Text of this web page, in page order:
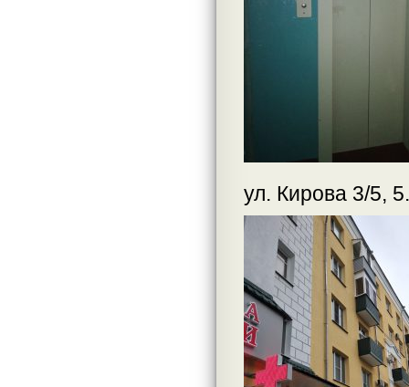
ул. Кирова 3/5, 5.